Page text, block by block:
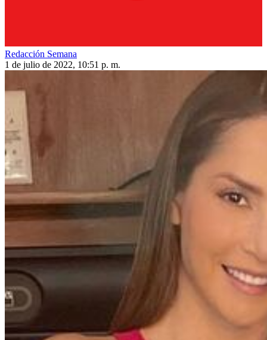
Redacción Semana
1 de julio de 2022, 10:51 p. m.